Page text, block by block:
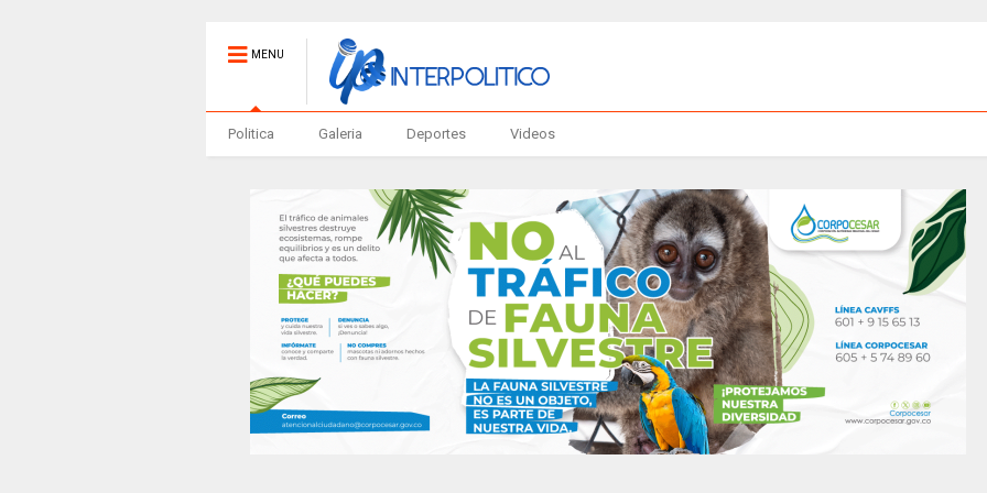
MENU
Politica Galeria Deportes Videos